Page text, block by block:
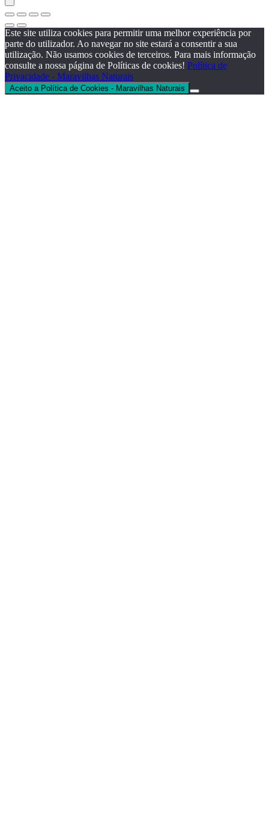
Este site utiliza cookies para permitir uma melhor experiência por
parte do utilizador. Ao navegar no site estará a consentir a sua
utilização. Não usamos cookies de terceiros. Para mais informação
consulte a nossa página de Políticas de cookies! Política de
Privacidade - Maravilhas Naturais
Aceito a Política de Cookies - Maravilhas Naturais